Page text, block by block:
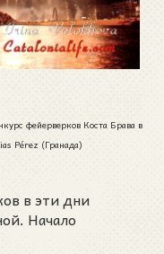
фейерверков Коста Брава в
Pérez (Гранада)
в эти дни
Начало